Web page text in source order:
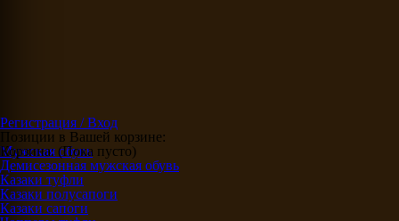
Регистрация / Вход
Позиции в Вашей корзине:
Корзина: (Пока пусто)
Мужская обувь
Демисезонная мужская обувь
Казаки туфли
Казаки полусапоги
Казаки сапоги